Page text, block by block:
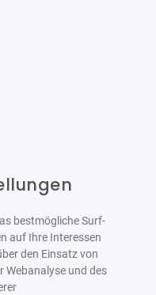
bestmögliche Surf-
auf Ihre Interessen
den Einsatz von
Webanalyse und des